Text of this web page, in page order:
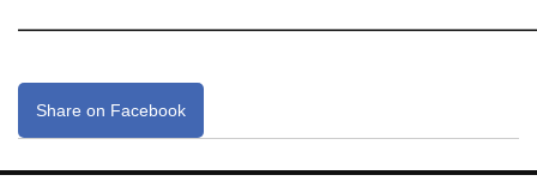
Share on Facebook